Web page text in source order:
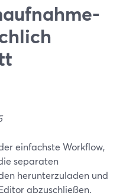
einfachste Workflow,
separaten
herunterzuladen und
abzuschließen.